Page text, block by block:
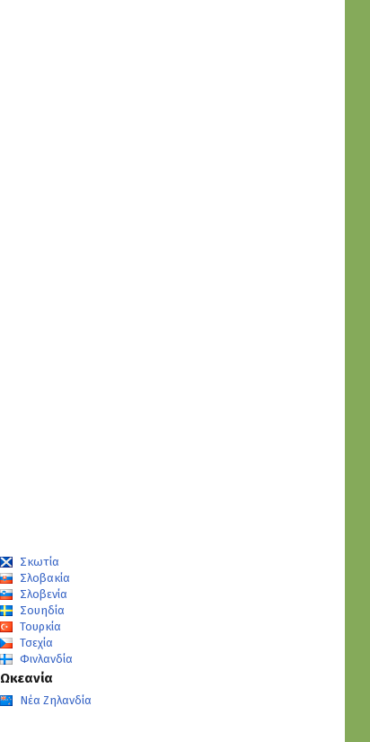
Σκωτία
Σλοβακία
Σλοβενία
Σουηδία
Τουρκία
Τσεχία
Φινλανδία
Ωκεανία
Νέα Ζηλανδία